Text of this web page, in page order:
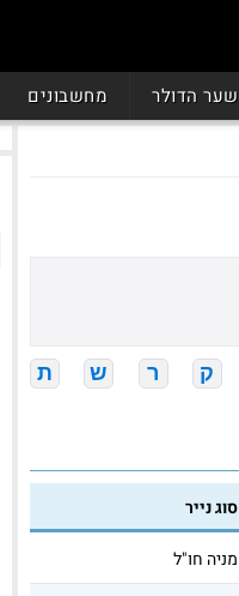
שער הדולר מחשבונים
ק ר ש ת
סוג נייר
מניה חו"ל